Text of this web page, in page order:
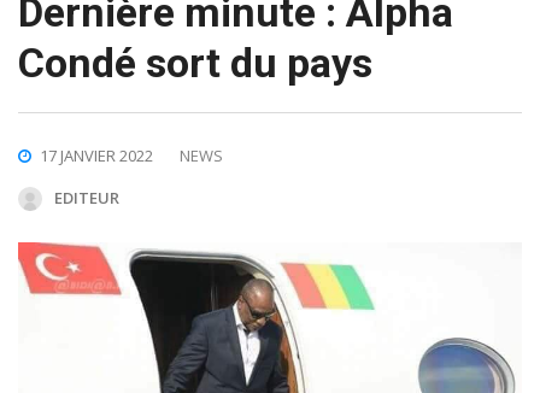
Dernière minute : Alpha
Condé sort du pays
17 JANVIER 2022
NEWS
EDITEUR